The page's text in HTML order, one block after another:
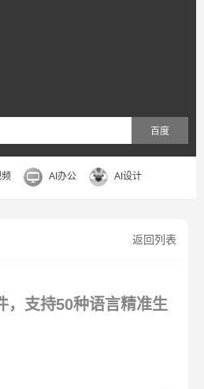
百度
AI办公 AI设计
返回列表
，支持50种语言精准生